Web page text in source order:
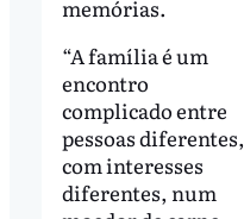
memórias.
“A família é um
encontro
complicado entre
pessoas diferentes,
com interesses
diferentes, num